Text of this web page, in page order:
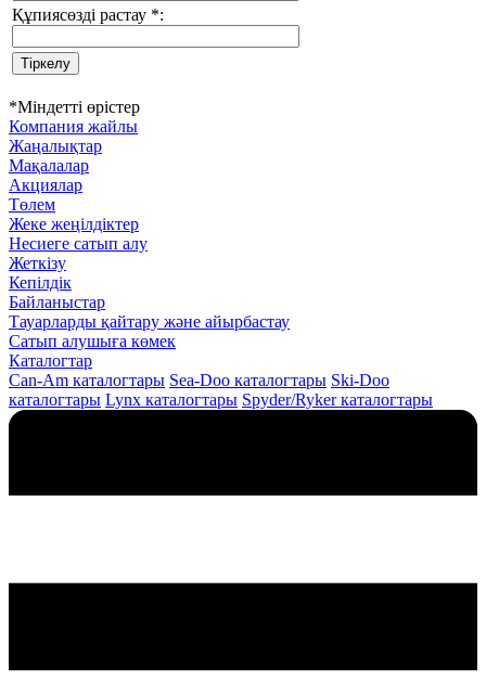
Құпиясөзді растау *:
*Міндетті өрістер
Компания жайлы
Жаңалықтар
Мақалалар
Акциялар
Төлем
Жеке жеңілдіктер
Несиеге сатып алу
Жеткізу
Кепілдік
Байланыстар
Тауарларды қайтару және айырбастау
Сатып алушыға көмек
Каталогтар
Can-Am каталогтары Sea-Doo каталогтары Ski-Doo
каталогтары Lynx каталогтары Spyder/Ryker каталогтары